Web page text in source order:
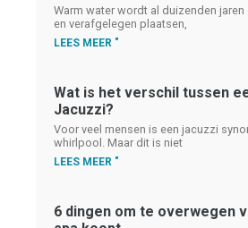
Warm water wordt al duizenden jaren
en verafgelegen plaatsen,
LEES MEER "
Wat is het verschil tussen
Jacuzzi?
Voor veel mensen is een jacuzzi
whirlpool. Maar dit is niet
LEES MEER "
6 dingen om te overwegen